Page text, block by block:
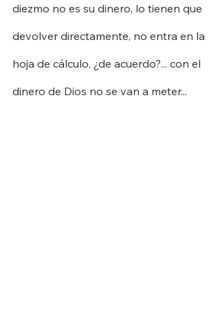
diezmo no es su dinero, lo tienen que
devolver directamente, no entra en la
hoja de cálculo, ¿de acuerdo?... con el
dinero de Dios no se van a meter...